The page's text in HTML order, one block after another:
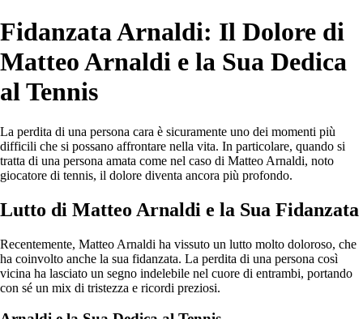
Fidanzata Arnaldi: Il Dolore di
Matteo Arnaldi e la Sua Dedica
al Tennis
La perdita di una persona cara è sicuramente uno dei momenti più
difficili che si possano affrontare nella vita. In particolare, quando si
tratta di una persona amata come nel caso di Matteo Arnaldi, noto
giocatore di tennis, il dolore diventa ancora più profondo.
Lutto di Matteo Arnaldi e la Sua Fidanzata
Recentemente, Matteo Arnaldi ha vissuto un lutto molto doloroso, che
ha coinvolto anche la sua fidanzata. La perdita di una persona così
vicina ha lasciato un segno indelebile nel cuore di entrambi, portando
con sé un mix di tristezza e ricordi preziosi.